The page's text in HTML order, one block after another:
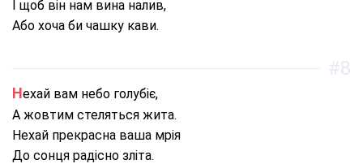
І щоб він нам вина налив,
Або хоча би чашку кави.
Нехай вам небо голубіє,
А жовтим стеляться жита.
Нехай прекрасна ваша мрія
До сонця радісно зліта.
#8